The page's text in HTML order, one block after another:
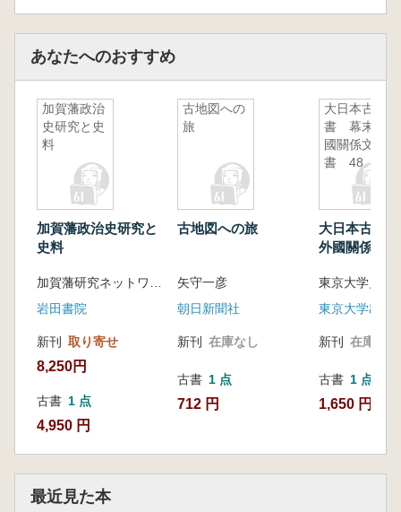
あなたへのおすすめ
加賀藩政治
史研究と史
料
加賀藩政治史研究と
史料
岩田書院
新刊 取り寄せ
8,250円
古書 1 点
4,950 円
古地図への
旅
古地図への旅
矢守一彦
朝日新聞社
新刊 在庫なし
古書 1 点
712 円
大日本古文
書 幕末外
國關係文
書 48
大日本古文
外國關係文
東京大学出版
新刊 在庫なし
古書 1 点
1,650 円
最近見た本